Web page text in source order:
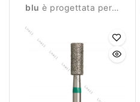
blu è progettata per
durante la manicure.